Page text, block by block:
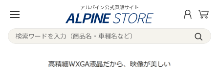
アルパイン公式直販サイト